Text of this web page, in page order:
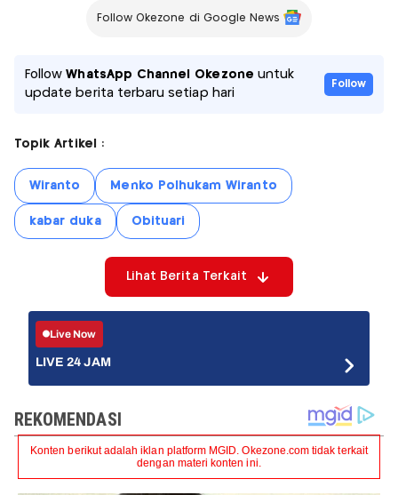
Follow Okezone di Google News
FollowWhatsApp Channel Okezone untuk
update berita terbaru setiap hari
Follow
Topik Artikel :
Wiranto Menko Polhukam Wiranto
kabar duka Obituari
Lihat Berita Terkait
Live Now
LIVE 24 JAM